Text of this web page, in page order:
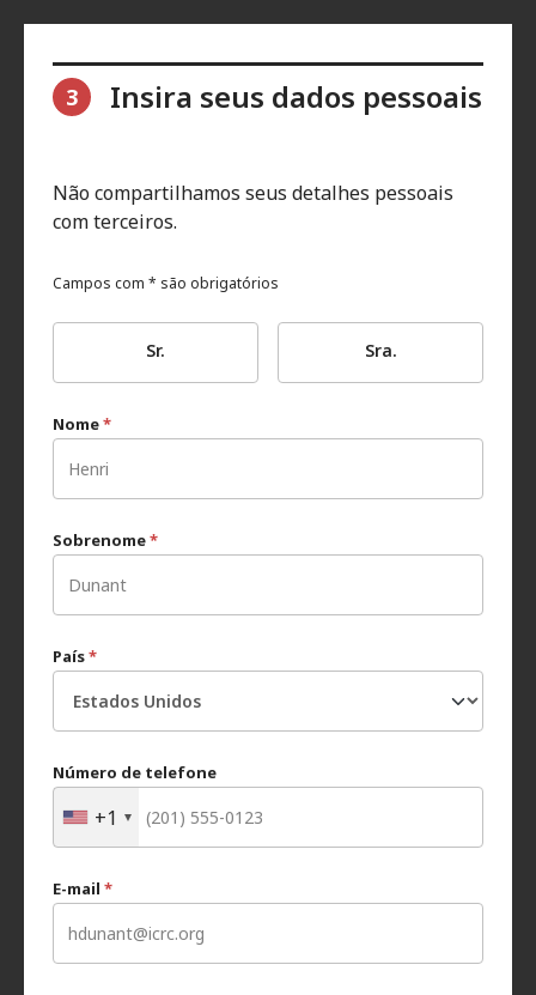
3 Insira seus dados pessoais
Não compartilhamos seus detalhes pessoais
com terceiros.
Campos com * são obrigatórios
Sr. Sra.
Nome*
Sobrenome*
País*
Número de telefone
+1
E-mail *